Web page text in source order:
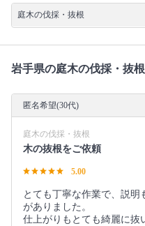
庭木の伐採・抜根
岩手県の庭木の伐採・抜
匿名希望(30代)
庭木の伐採・抜根
木の抜根をご依頼
5.00
とても丁寧な作業で、説
がありました。
仕上がりもとても綺麗に抜